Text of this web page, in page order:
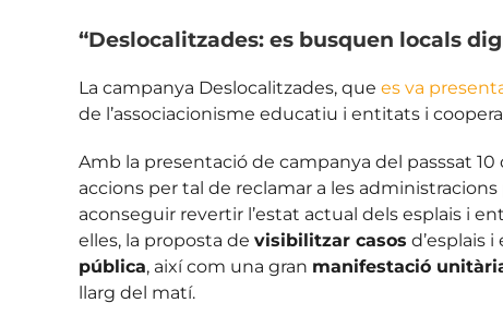
“Deslocalitzades: es busquen locals
La campanya Deslocalitzades, que es va
de l’associacionisme educatiu i entitats i
Amb la presentació de campanya del passsat
accions per tal de reclamar a les
aconseguir revertir l’estat actual dels esplais i
elles, la proposta de visibilitzar casos d’esplais
pública, així com una gran manifestació
llarg del matí.